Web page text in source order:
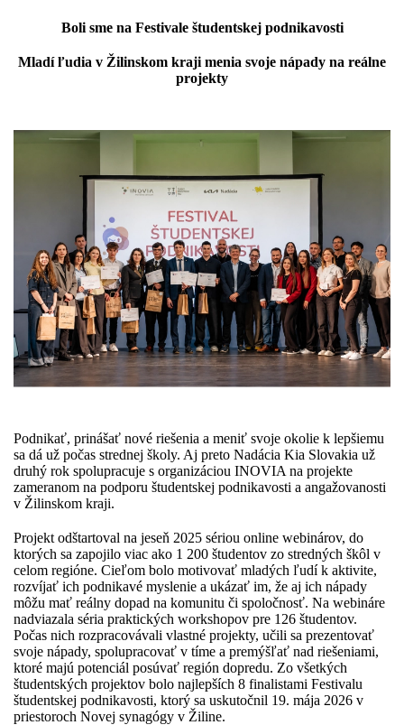
Boli sme na Festivale študentskej podnikavosti
Mladí ľudia v Žilinskom kraji menia svoje nápady na reálne
projekty
Podnikať, prinášať nové riešenia a meniť svoje okolie k lepšiemu
sa dá už počas strednej školy. Aj preto Nadácia Kia Slovakia už
druhý rok spolupracuje s organizáciou INOVIA na projekte
zameranom na podporu študentskej podnikavosti a angažovanosti
v Žilinskom kraji.
Projekt odštartoval na jeseň 2025 sériou online webinárov, do
ktorých sa zapojilo viac ako 1 200 študentov zo stredných škôl v
celom regióne. Cieľom bolo motivovať mladých ľudí k aktivite,
rozvíjať ich podnikavé myslenie a ukázať im, že aj ich nápady
môžu mať reálny dopad na komunitu či spoločnosť. Na webináre
nadviazala séria praktických workshopov pre 126 študentov.
Počas nich rozpracovávali vlastné projekty, učili sa prezentovať
svoje nápady, spolupracovať v tíme a premýšľať nad riešeniami,
ktoré majú potenciál posúvať región dopredu. Zo všetkých
študentských projektov bolo najlepších 8 finalistami Festivalu
študentskej podnikavosti, ktorý sa uskutočnil 19. mája 2026 v
priestoroch Novej synagógy v Žiline.